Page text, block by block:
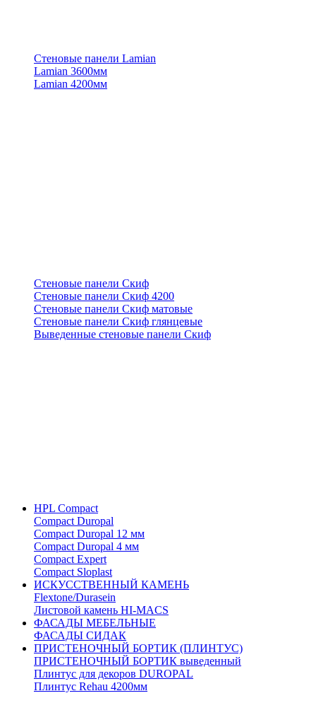
Стеновые панели Lamian
Lamian 3600мм
Lamian 4200мм
Стеновые панели Скиф
Стеновые панели Скиф 4200
Стеновые панели Скиф матовые
Стеновые панели Скиф глянцевые
Выведенные стеновые панели Скиф
HPL Compact
Compact Duropal
Compact Duropal 12 мм
Compact Duropal 4 мм
Compact Expert
Compact Sloplast
ИСКУССТВЕННЫЙ КАМЕНЬ
Flextone/Durasein
Листовой камень HI-MACS
ФАСАДЫ МЕБЕЛЬНЫЕ
ФАСАДЫ СИДАК
ПРИСТЕНОЧНЫЙ БОРТИК (ПЛИНТУС)
ПРИСТЕНОЧНЫЙ БОРТИК выведенный
Плинтус для декоров DUROPAL
Плинтус Rehau 4200мм